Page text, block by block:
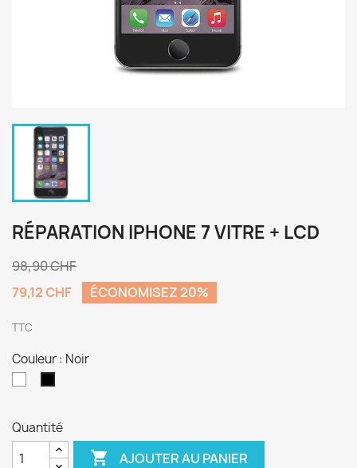
RÉPARATION IPHONE 7 VITRE + LCD
98,90 CHF
79,12 CHF
ÉCONOMISEZ 20%
TTC
Couleur : Noir
Quantité
 AJOUTER AU PANIER